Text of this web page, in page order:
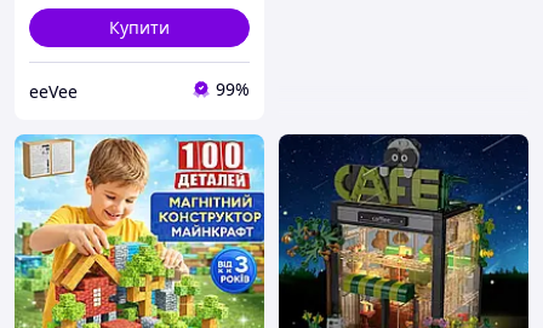
Купити
eeVee 99%